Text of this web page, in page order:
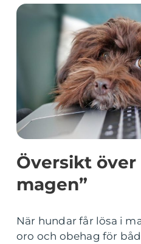
Översikt över
magen”
När hundar får lösa i
oro och obehag för